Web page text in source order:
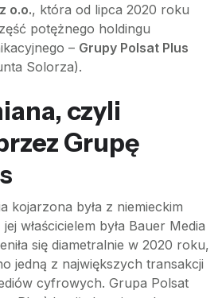
o.o., która od lipca 2020 roku
potężnego holdingu
– Grupy Polsat Plus
Solorza).
czyli
Grupę
kojarzona była z niemieckim
właścicielem była Bauer Media
się diametralnie w 2020 roku,
jedną z największych transakcji
cyfrowych. Grupa Polsat